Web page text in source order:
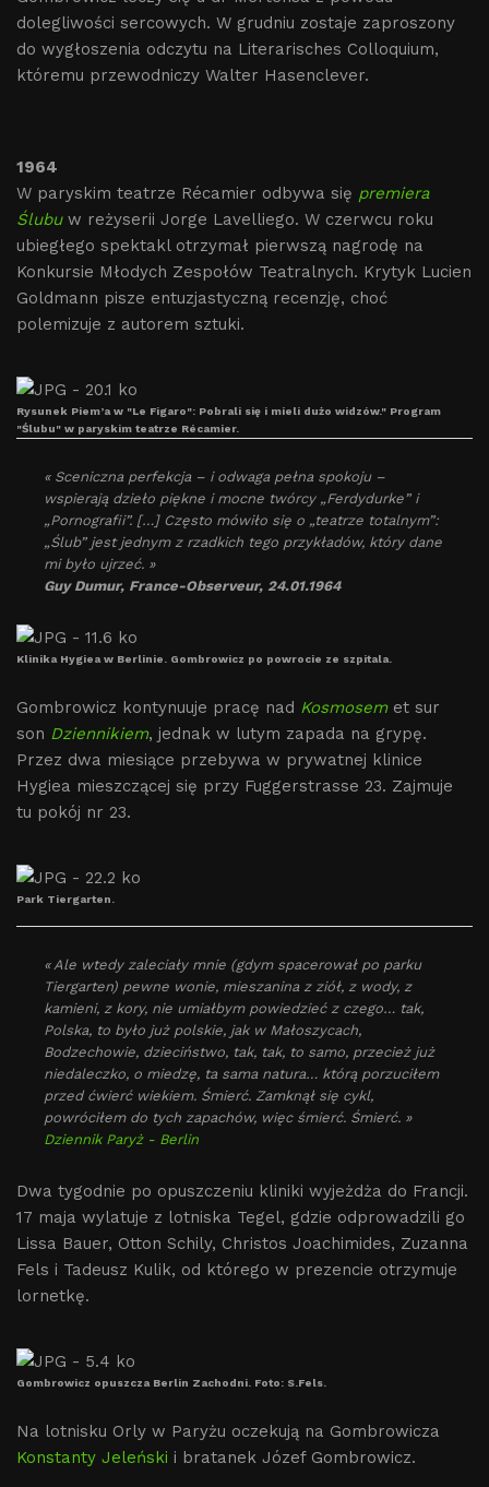
dolegliwości sercowych. W grudniu zostaje zaproszony
do wygłoszenia odczytu na Literarisches Colloquium,
któremu przewodniczy Walter Hasenclever.
1964
W paryskim teatrze Récamier odbywa się premiera
Ślubuw reżyserii Jorge Lavelliego. W czerwcu roku
ubiegłego spektakl otrzymał pierwszą nagrodę na
Konkursie Młodych Zespołów Teatralnych. Krytyk Lucien
Goldmann pisze entuzjastyczną recenzję, choć
polemizuje z autorem sztuki.
Rysunek Piem’a w "Le Figaro": Pobrali się i mieli dużo widzów." Program
"Ślubu" w paryskim teatrze Récamier.
« Sceniczna perfekcja – i odwaga pełna spokoju –
wspierają dzieło piękne i mocne twórcy „Ferdydurke” i
„Pornografii”. […] Często mówiło się o „teatrze totalnym”:
„Ślub” jest jednym z rzadkich tego przykładów, który dane
mi było ujrzeć. »
Guy Dumur, France-Observeur, 24.01.1964
Klinika Hygiea w Berlinie. Gombrowicz po powrocie ze szpitala.
Gombrowicz kontynuuje pracę nad Kosmosemet sur
son Dziennikiem, jednak w lutym zapada na grypę.
Przez dwa miesiące przebywa w prywatnej klinice
Hygiea mieszczącej się przy Fuggerstrasse 23. Zajmuje
tu pokój nr 23.
Park Tiergarten.
« Ale wtedy zaleciały mnie (gdym spacerował po parku
Tiergarten) pewne wonie, mieszanina z ziół, z wody, z
kamieni, z kory, nie umiałbym powiedzieć z czego… tak,
Polska, to było już polskie, jak w Małoszycach,
Bodzechowie, dzieciństwo, tak, tak, to samo, przecież już
niedaleczko, o miedzę, ta sama natura… którą porzuciłem
przed ćwierć wiekiem. Śmierć. Zamknął się cykl,
powróciłem do tych zapachów, więc śmierć. Śmierć. »
Dziennik Paryż - Berlin
Dwa tygodnie po opuszczeniu kliniki wyjeżdża do Francji.
17 maja wylatuje z lotniska Tegel, gdzie odprowadzili go
Lissa Bauer, Otton Schily, Christos Joachimides, Zuzanna
Fels i Tadeusz Kulik, od którego w prezencie otrzymuje
lornetkę.
Gombrowicz opuszcza Berlin Zachodni. Foto: S.Fels.
Na lotnisku Orly w Paryżu oczekują na Gombrowicza
Konstanty Jeleński i bratanek Józef Gombrowicz.